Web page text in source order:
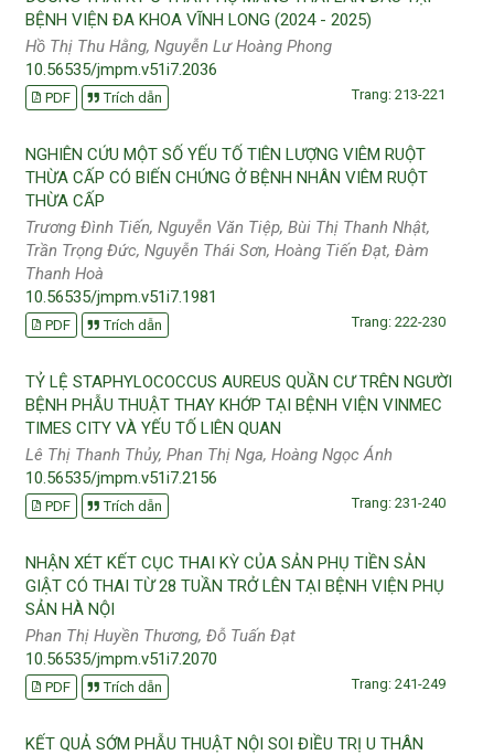
BỆNH VIỆN ĐA KHOA VĨNH LONG (2024 - 2025)
Hồ Thị Thu Hằng, Nguyễn Lư Hoàng Phong
10.56535/jmpm.v51i7.2036
PDF Trích dẫn Trang: 213-221
NGHIÊN CỨU MỘT SỐ YẾU TỐ TIÊN LƯỢNG VIÊM RUỘT
THỪA CẤP CÓ BIẾN CHỨNG Ở BỆNH NHÂN VIÊM RUỘT
THỪA CẤP
Trương Đình Tiến, Nguyễn Văn Tiệp, Bùi Thị Thanh Nhật,
Trần Trọng Đức, Nguyễn Thái Sơn, Hoàng Tiến Đạt, Đàm
Thanh Hoà
10.56535/jmpm.v51i7.1981
PDF Trích dẫn Trang: 222-230
TỶ LỆ STAPHYLOCOCCUS AUREUS QUẦN CƯ TRÊN NGƯỜI
BỆNH PHẪU THUẬT THAY KHỚP TẠI BỆNH VIỆN VINMEC
TIMES CITY VÀ YẾU TỐ LIÊN QUAN
Lê Thị Thanh Thủy, Phan Thị Nga, Hoàng Ngọc Ánh
10.56535/jmpm.v51i7.2156
PDF Trích dẫn Trang: 231-240
NHẬN XÉT KẾT CỤC THAI KỲ CỦA SẢN PHỤ TIỀN SẢN
GIẬT CÓ THAI TỪ 28 TUẦN TRỞ LÊN TẠI BỆNH VIỆN PHỤ
SẢN HÀ NỘI
Phan Thị Huyền Thương, Đỗ Tuấn Đạt
10.56535/jmpm.v51i7.2070
PDF Trích dẫn Trang: 241-249
KẾT QUẢ SỚM PHẪU THUẬT NỘI SOI ĐIỀU TRỊ U THÂN